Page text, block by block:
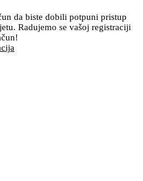
da biste dobili potpuni pristup
Radujemo se vašoj registraciji